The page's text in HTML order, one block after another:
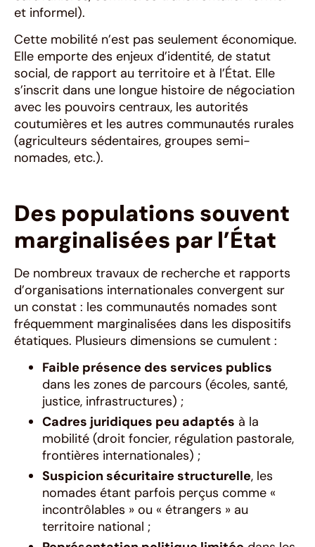
et informel).
Cette mobilité n’est pas seulement économique.
Elle emporte des enjeux d’identité, de statut
social, de rapport au territoire et à l’État. Elle
s’inscrit dans une longue histoire de négociation
avec les pouvoirs centraux, les autorités
coutumières et les autres communautés rurales
(agriculteurs sédentaires, groupes semi-
nomades, etc.).
Des populations souvent
marginalisées par l’État
De nombreux travaux de recherche et rapports
d’organisations internationales convergent sur
un constat : les communautés nomades sont
fréquemment marginalisées dans les dispositifs
étatiques. Plusieurs dimensions se cumulent :
Faible présence des services publics
dans les zones de parcours (écoles, santé,
justice, infrastructures) ;
Cadres juridiques peu adaptés à la
mobilité (droit foncier, régulation pastorale,
frontières internationales) ;
Suspicion sécuritaire structurelle, les
nomades étant parfois perçus comme «
incontrôlables » ou « étrangers » au
territoire national ;